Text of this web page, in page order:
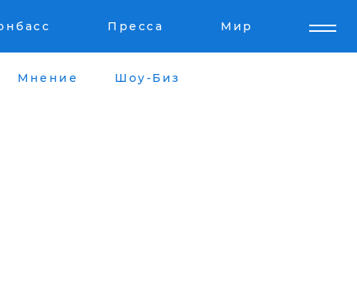
Пресса Мир
Мнение Шоу-Биз